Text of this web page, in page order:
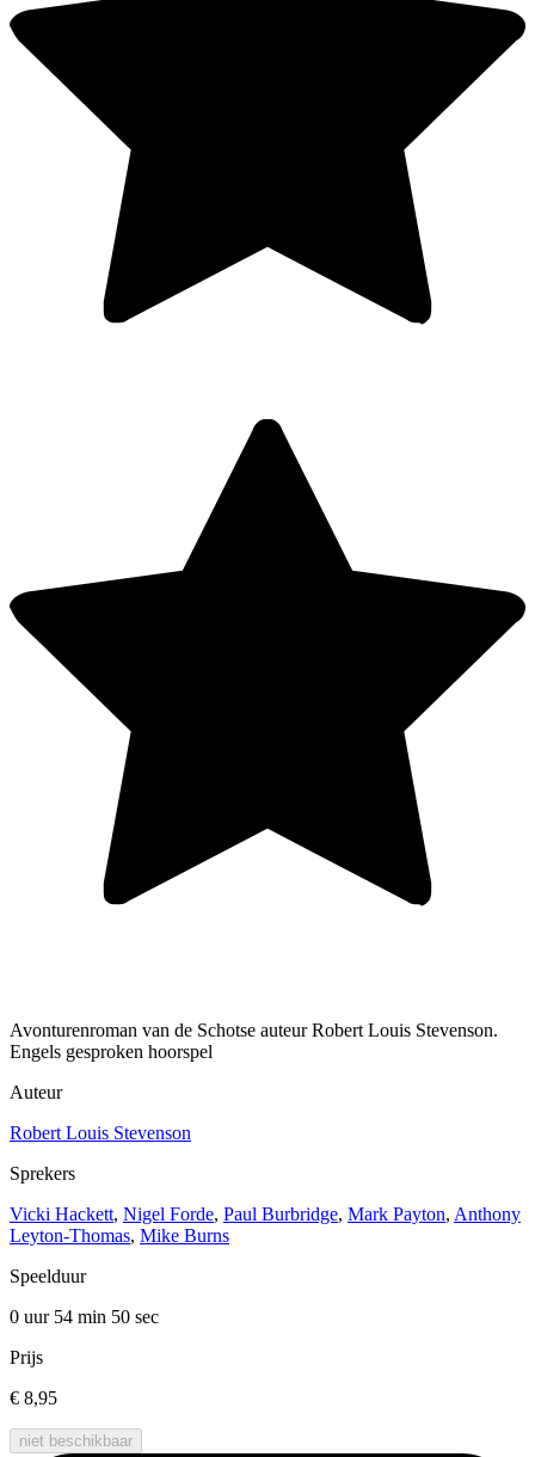
Avonturenroman van de Schotse auteur Robert Louis Stevenson.
Engels gesproken hoorspel
Auteur
Robert Louis Stevenson
Sprekers
Vicki Hackett, Nigel Forde, Paul Burbridge, Mark Payton, Anthony
Leyton-Thomas, Mike Burns
Speelduur
0 uur 54 min 50 sec
Prijs
€ 8,95
niet beschikbaar